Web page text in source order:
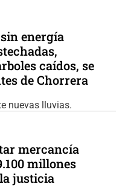
energía
caídos, se
de Chorrera
nuevas lluvias.
mercancía
millones
justicia